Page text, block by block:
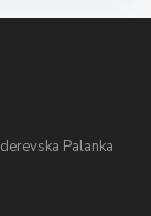
Palanka